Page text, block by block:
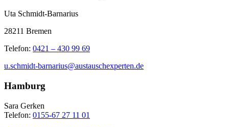
Uta Schmidt-Barnarius
28211 Bremen
Telefon: 0421 – 430 99 69
u.schmidt-barnarius@austauschexperten.de
Hamburg
Sara Gerken
Telefon: 0155-67 27 11 01